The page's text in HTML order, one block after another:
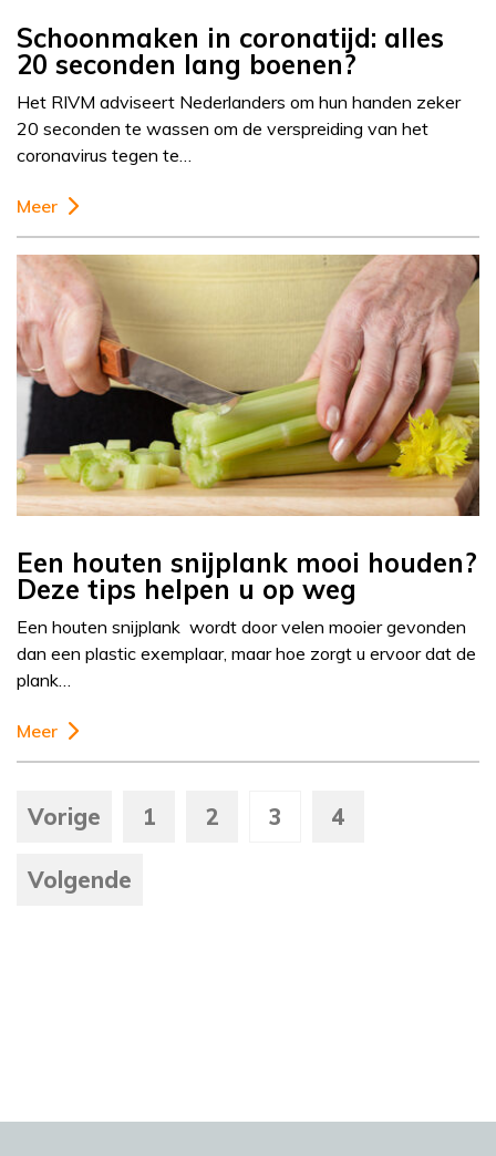
Schoonmaken in coronatijd: alles
20 seconden lang boenen?
Het RIVM adviseert Nederlanders om hun handen zeker
20 seconden te wassen om de verspreiding van het
coronavirus tegen te…
Meer
Een houten snijplank mooi houden?
Deze tips helpen u op weg
Een houten snijplank wordt door velen mooier gevonden
dan een plastic exemplaar, maar hoe zorgt u ervoor dat de
plank…
Meer
Vorige 1 2 3 4
Volgende